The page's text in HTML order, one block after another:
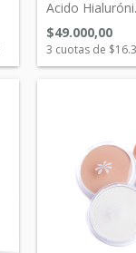
Acido
$49.000,00
3 cuotas de